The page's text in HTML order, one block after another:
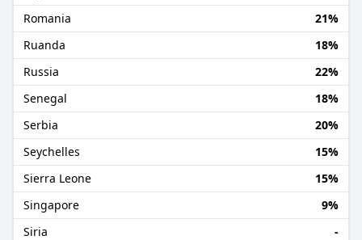
Romania
21%
Ruanda
18%
Russia
22%
Senegal
18%
Serbia
20%
Seychelles
15%
Sierra Leone
15%
Singapore
9%
Siria
-